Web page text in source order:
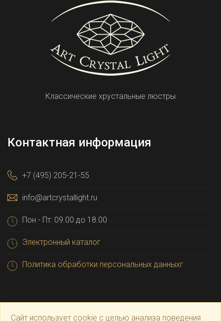
Классические хрустальные люстры
Контактная информация
+7 (495) 205-21-55
info@artcrystallight.ru
Пон - Пт: 09.00 до 18.00
Электронный каталог
Политика обработки персональных данныхг
Сайт использует cookie с целью анализа поведения